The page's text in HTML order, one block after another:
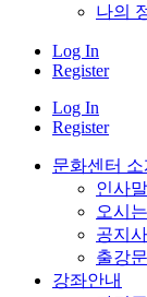
나의
Log In
Register
Log In
Register
문화센터 소
인사말
오시
공지
출강
강좌안내